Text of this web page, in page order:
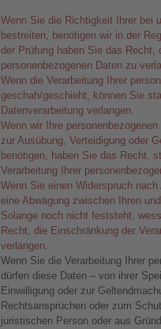
Wenn Sie die Richtigkeit Ihrer bei
bestreiten, benötigen wir in der
der Prüfung haben Sie das Recht,
personenbezogenen Daten zu
Wenn die Verarbeitung Ihrer
geschah/geschieht, können Sie
Datenverarbeitung verlangen.
Wenn wir Ihre
zur Ausübung, Verteidigung oder
benötigen, haben Sie das Recht,
Verarbeitung Ihrer
Wenn Sie einen Widerspruch
eine Abwägung zwischen Ihren
Solange noch nicht feststeht,
Recht, die Einschränkung der
verlangen.
Wenn Sie die Verarbeitung Ihrer
dürfen diese Daten – von ihrer
Einwilligung oder zur
Rechtsansprüchen oder zum
juristischen Person oder aus